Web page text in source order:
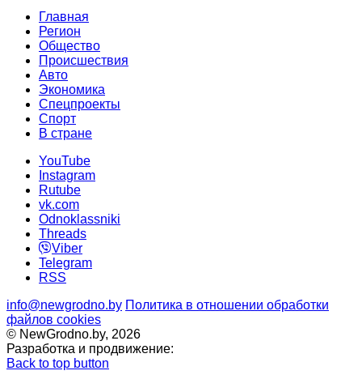
Главная
Регион
Общество
Происшествия
Авто
Экономика
Спецпроекты
Cпорт
В стране
YouTube
Instagram
Rutube
vk.com
Odnoklassniki
Threads
Viber
Telegram
RSS
info@newgrodno.by Политика в отношении обработки
файлов cookies
© NewGrodno.by, 2026
Разработка и продвижение:
Back to top button